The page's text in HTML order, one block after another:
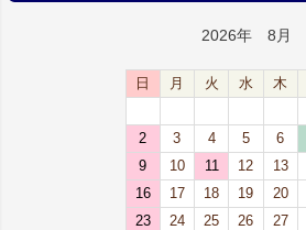
2026年 8月
日 月 火 水 木
2
3 4 5 6
9
10 11 12 13
16
17 18 19 20
23
24 25 26 27